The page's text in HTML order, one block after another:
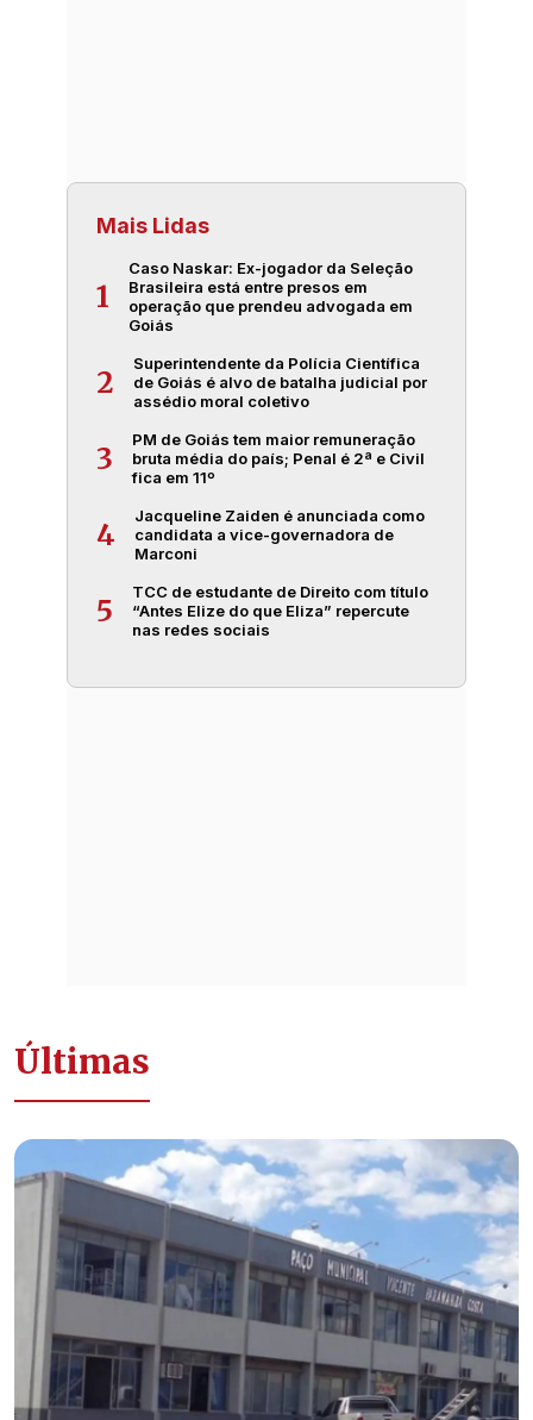
Mais Lidas
1
Caso Naskar: Ex-jogador da Seleção
Brasileira está entre presos em
operação que prendeu advogada em
Goiás
2
Superintendente da Polícia Científica
de Goiás é alvo de batalha judicial por
assédio moral coletivo
3
PM de Goiás tem maior remuneração
bruta média do país; Penal é 2ª e Civil
fica em 11º
4
Jacqueline Zaiden é anunciada como
candidata a vice-governadora de
Marconi
5
TCC de estudante de Direito com título
“Antes Elize do que Eliza” repercute
nas redes sociais
Últimas